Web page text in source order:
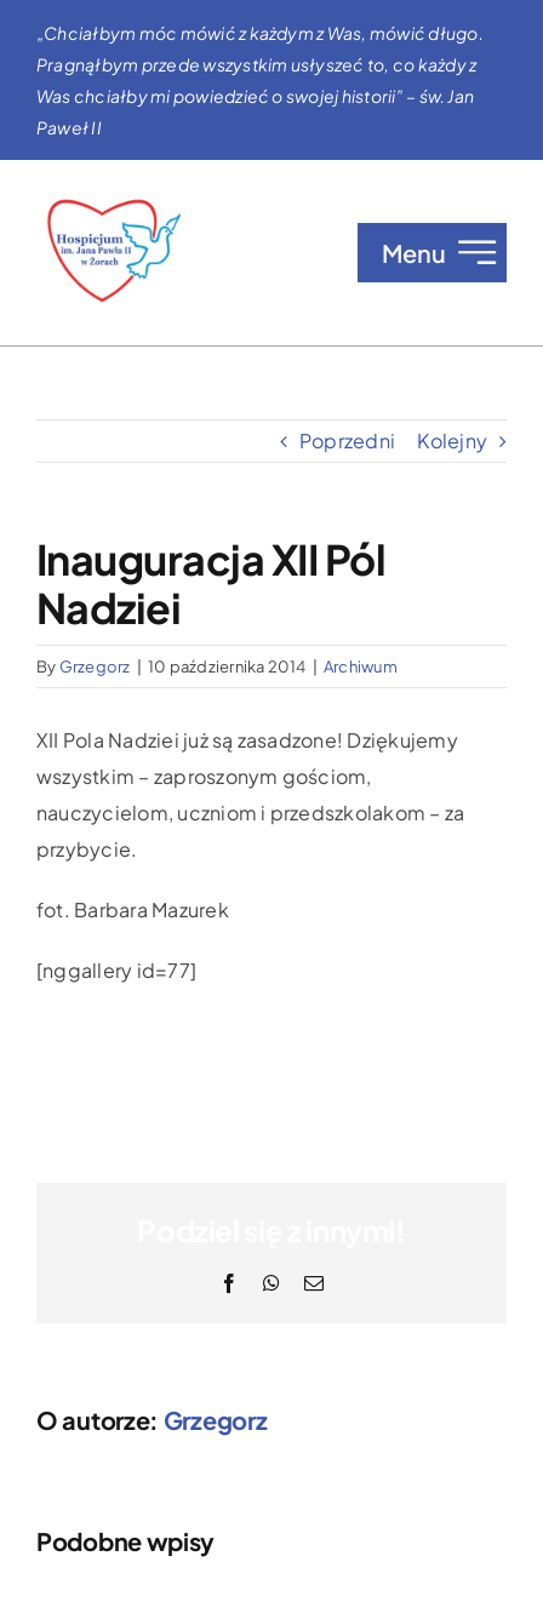
zawartości
„Chciałbym móc mówić z każdym z Was, mówić długo.
Pragnąłbym przede wszystkim usłyszeć to, co każdy z
Was chciałby mi powiedzieć o swojej historii” – św. Jan
Paweł II
Menu
Wypożyczalnia sprzętu medycznego
Aktualności
Poprzedni Kolejny
Inauguracja XII Pól
Nadziei
By Grzegorz 10 października 2014 Archiwum
XII Pola Nadziei już są zasadzone! Dziękujemy
wszystkim – zaproszonym gościom,
nauczycielom, uczniom i przedszkolakom – za
przybycie.
fot. Barbara Mazurek
[nggallery id=77]
FacebookWhatsApp
Email
O autorze: Grzegorz
Podobne wpisy